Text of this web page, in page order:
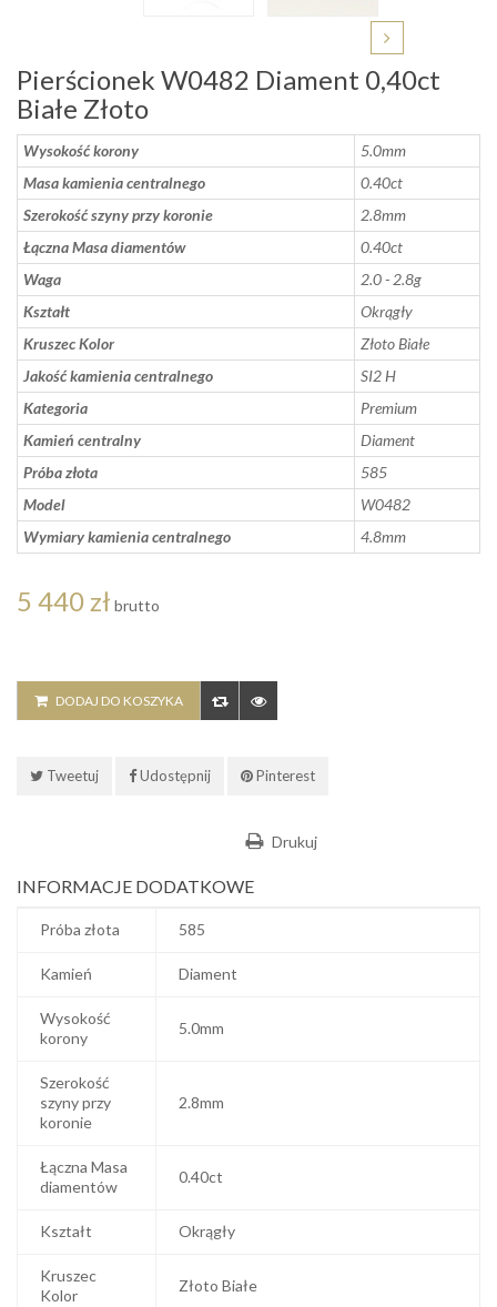
Pierścionek W0482 Diament 0,40ct
Białe Złoto
Wysokość korony
5.0mm
Masa kamienia centralnego
0.40ct
Szerokość szyny przy koronie
2.8mm
Łączna Masa diamentów
0.40ct
Waga
2.0 - 2.8g
Kształt
Okrągły
Kruszec Kolor
Złoto Białe
Jakość kamienia centralnego
SI2 H
Kategoria
Premium
Kamień centralny
Diament
Próba złota
585
Model
W0482
Wymiary kamienia centralnego
4.8mm
5 440 zł brutto
DODAJ DO KOSZYKA
Tweetuj Udostępnij Pinterest
Drukuj
INFORMACJE DODATKOWE
Próba złota 585
Kamień Diament
Wysokość
korony
5.0mm
Szerokość
szyny przy
koronie
2.8mm
Łączna Masa
diamentów
0.40ct
Kształt Okrągły
Kruszec
Kolor
Złoto Białe